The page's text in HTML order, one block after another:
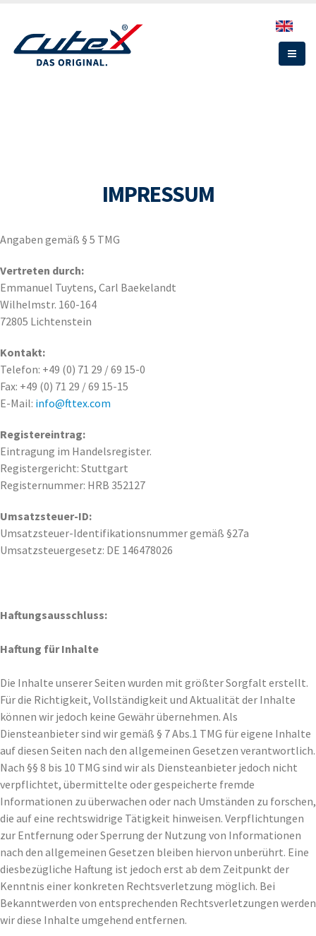
Inhalt
IMPRESSUM
Angaben gemäß § 5 TMG
Vertreten durch:
Emmanuel Tuytens, Carl Baekelandt
Wilhelmstr. 160-164
72805 Lichtenstein
Kontakt:
Telefon: +49 (0) 71 29 / 69 15-0
Fax: +49 (0) 71 29 / 69 15-15
E-Mail: info@fttex.com
Registereintrag:
Eintragung im Handelsregister.
Registergericht: Stuttgart
Registernummer: HRB 352127
Umsatzsteuer-ID:
Umsatzsteuer-Identifikationsnummer gemäß §27a
Umsatzsteuergesetz: DE 146478026
Haftungsausschluss:
Haftung für Inhalte
Die Inhalte unserer Seiten wurden mit größter Sorgfalt erstellt.
Für die Richtigkeit, Vollständigkeit und Aktualität der Inhalte
können wir jedoch keine Gewähr übernehmen. Als
Diensteanbieter sind wir gemäß § 7 Abs.1 TMG für eigene Inhalte
auf diesen Seiten nach den allgemeinen Gesetzen verantwortlich.
Nach §§ 8 bis 10 TMG sind wir als Diensteanbieter jedoch nicht
verpflichtet, übermittelte oder gespeicherte fremde
Informationen zu überwachen oder nach Umständen zu forschen,
die auf eine rechtswidrige Tätigkeit hinweisen. Verpflichtungen
zur Entfernung oder Sperrung der Nutzung von Informationen
nach den allgemeinen Gesetzen bleiben hiervon unberührt. Eine
diesbezügliche Haftung ist jedoch erst ab dem Zeitpunkt der
Kenntnis einer konkreten Rechtsverletzung möglich. Bei
Bekanntwerden von entsprechenden Rechtsverletzungen werden
wir diese Inhalte umgehend entfernen.